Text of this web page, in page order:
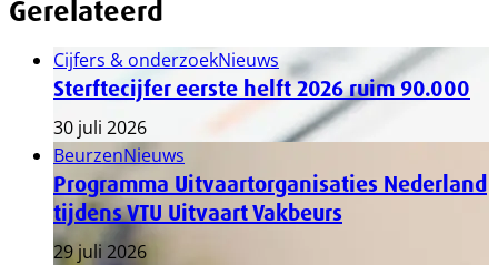
Gerelateerd
Cijfers & onderzoekNieuws
Sterftecijfer eerste helft 2026 ruim 90.000
30 juli 2026
BeurzenNieuws
Programma Uitvaartorganisaties Nederland
tijdens VTU Uitvaart Vakbeurs
29 juli 2026